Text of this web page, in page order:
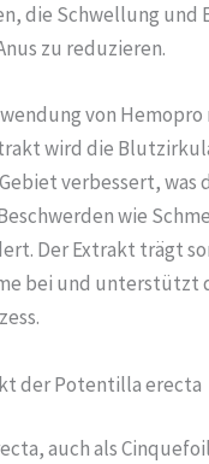
die Schwellung und
zu reduzieren.
von
wird die
verbessert, was
wie
Der Extrakt trägt
bei und unterstützt
der Potentilla erecta
auch als